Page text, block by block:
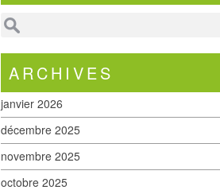
ARCHIVES
janvier 2026
décembre 2025
novembre 2025
octobre 2025